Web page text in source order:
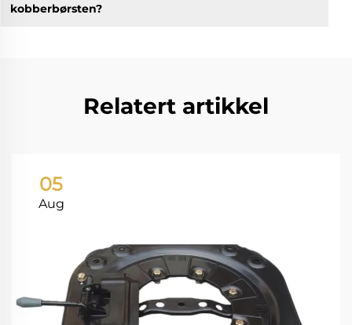
kobberbørsten?
Relatert artikkel
05
Aug